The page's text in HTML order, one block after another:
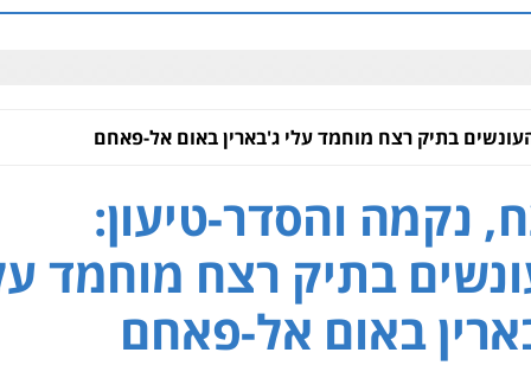
בתיק רצח מוחמד עלי ג'בארין באום אל-פאחם
נקמה והסדר-טיעון:
בתיק רצח מוחמד
באום אל-פאחם